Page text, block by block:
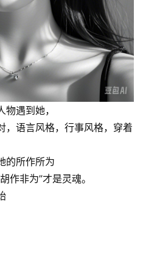
遇到她，
，语言风格，行事风格，穿着
的所作所为
作非为”才是灵魂。